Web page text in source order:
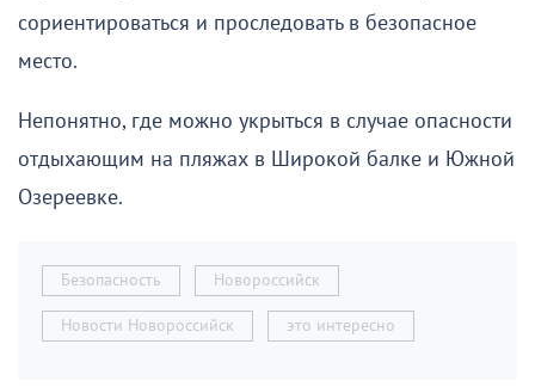
сориентироваться и проследовать в безопасное
место.
Непонятно, где можно укрыться в случае опасности
отдыхающим на пляжах в Широкой балке и Южной
Озереевке.
Безопасность Новороссийск
Новости Новороссийск это интересно